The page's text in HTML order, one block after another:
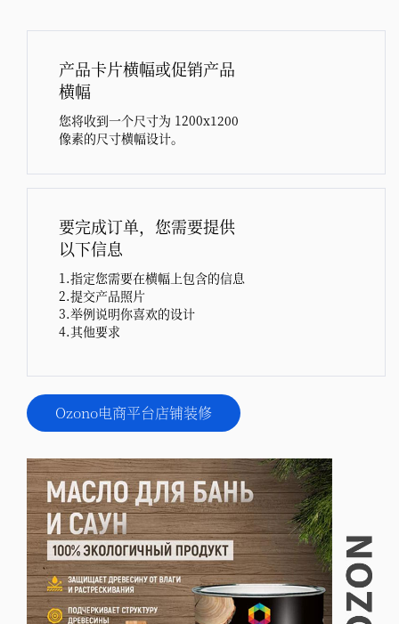
产品卡片横幅或促销产品
横幅
您将收到一个尺寸为 1200x1200
像素的尺寸横幅设计。
要完成订单，您需要提供
以下信息
1.指定您需要在横幅上包含的信息
2.提交产品照片
3.举例说明你喜欢的设计
4.其他要求
Ozono电商平台店铺装修